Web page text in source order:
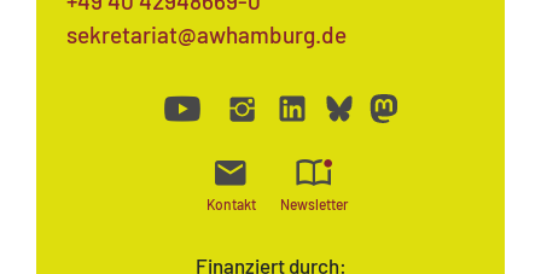
Finanziert durch:
sekretariat@awhamburg.de
Kontakt Newsletter